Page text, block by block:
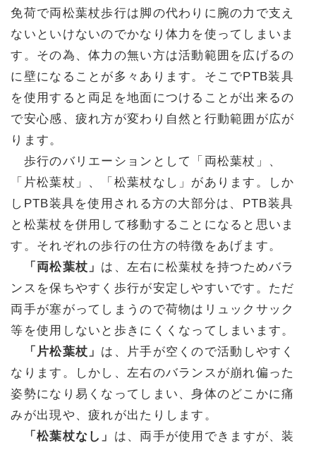
免荷で両松葉杖歩行は脚の代わりに腕の力で支え
ないといけないのでかなり体力を使ってしまいま
す。その為、体力の無い方は活動範囲を広げるの
に壁になることが多々あります。そこでPTB装具
を使用すると両足を地面につけることが出来るの
で安心感、疲れ方が変わり自然と行動範囲が広が
ります。
歩行のバリエーションとして「両松葉杖」、
「片松葉杖」、「松葉杖なし」があります。しか
しPTB装具を使用される方の大部分は、PTB装具
と松葉杖を併用して移動することになると思いま
す。それぞれの歩行の仕方の特徴をあげます。
「両松葉杖」 は、左右に松葉杖を持つためバラ
ンスを保ちやすく歩行が安定しやすいです。ただ
両手が塞がってしまうので荷物はリュックサック
等を使用しないと歩きにくくなってしまいます。
「片松葉杖」 は、片手が空くので活動しやすく
なります。しかし、左右のバランスが崩れ偏った
姿勢になり易くなってしまい、身体のどこかに痛
みが出現や、疲れが出たりします。
「松葉杖なし」 は、両手が使用できますが、装